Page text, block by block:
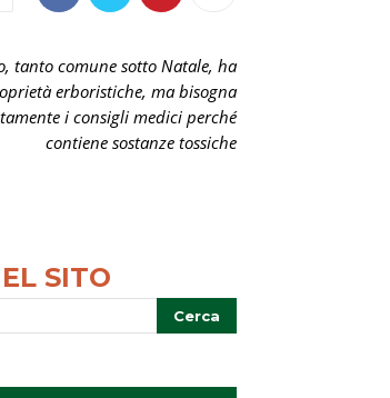
tanto comune sotto Natale, ha
erboristiche, ma bisogna
i consigli medici perché
contiene sostanze tossiche
SITO